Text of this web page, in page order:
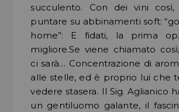
succulento. Con dei vini così,
puntare su abbinamenti soft:
home”: E fidati, la prima
migliore.Se viene chiamato
ci sarà… Concentrazione di
alle stelle, ed è proprio lui che
vedere stasera. Il Sig. Aglianico
un gentiluomo galante, il